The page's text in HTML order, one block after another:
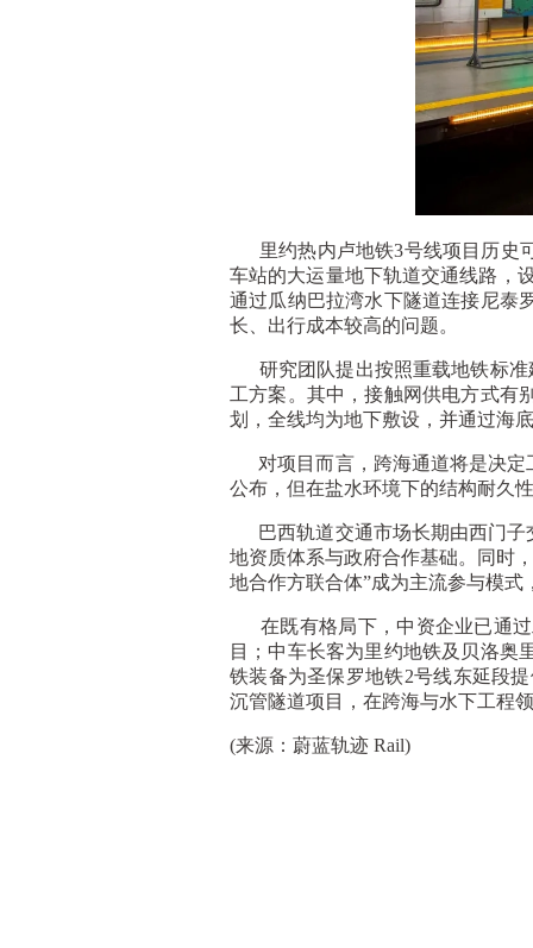
里约热内卢地铁3号线项目历史可
车站的大运量地下轨道交通线路，
通过瓜纳巴拉湾水下隧道连接尼泰
长、出行成本较高的问题。
研究团队提出按照重载地铁标准
工方案。其中，接触网供电方式有
划，全线均为地下敷设，并通过海
对项目而言，跨海通道将是决定
公布，但在盐水环境下的结构耐久
巴西轨道交通市场长期由西门子
地资质体系与政府合作基础。同时
地合作方联合体”成为主流参与模
在既有格局下，中资企业已通过
目；中车长客为里约地铁及贝洛奥
铁装备为圣保罗地铁2号线东延段
沉管隧道项目，在跨海与水下工程
(来源：蔚蓝轨迹 Rail)